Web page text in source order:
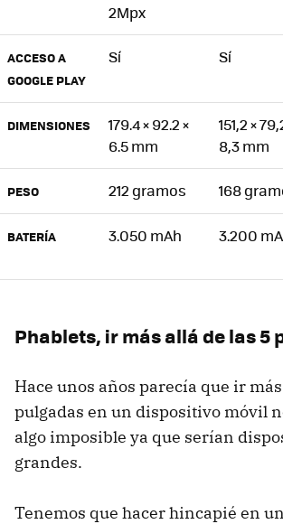
2Mpx
ACCESO A
GOOGLE PLAY
Sí Sí
DIMENSIONES
179.4 × 92.2 ×
6.5 mm
151,2 ×
8,3 mm
PESO 212 gramos 168
BATERÍA 3.050 mAh 3.200
Phablets, ir más allá de las 5
Hace unos años parecía que ir
pulgadas en un dispositivo móvil
algo imposible ya que serían
grandes.
Tenemos que hacer hincapié en